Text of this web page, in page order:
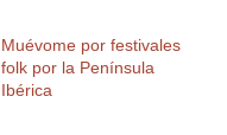
Muévome por festivales
folk por la Península
Ibérica